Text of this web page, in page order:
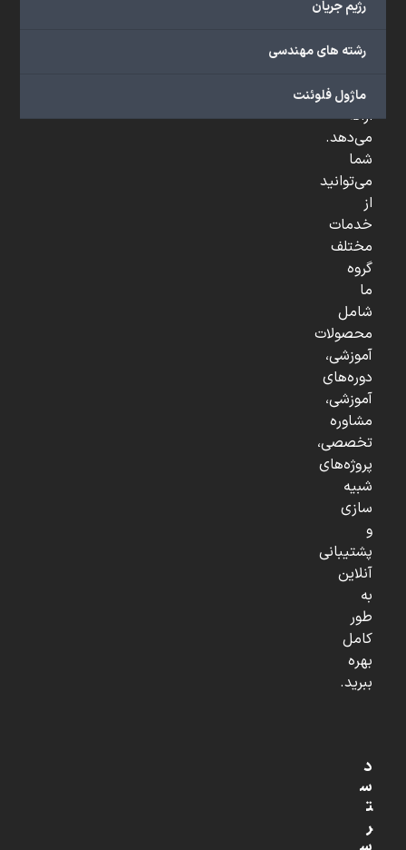
رژیم جریان
رشته های مهندسی
ماژول فلوئنت
دانشگاهی،
صنعتی
...
ارائه
می‌دهد.
شما
می‌توانید
از
خدمات
مختلف
گروه
ما
شامل
محصولات
آموزشی،
دوره‌های
آموزشی،
مشاوره
تخصصی،
پروژه‌های
شبیه
سازی
و
پشتیبانی
آنلاین
به
طور
کامل
بهره
ببرید.
د
س
ت
ر